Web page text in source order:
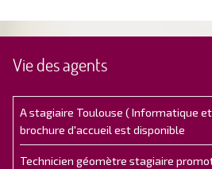
Vie des agents
A stagiaire Toulouse ( Informatique
brochure d'accueil est disponible
Technicien géomètre stagiaire